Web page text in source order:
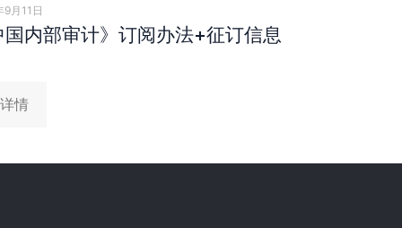
月11日
国内部审计》订阅办法+征订信息
详情